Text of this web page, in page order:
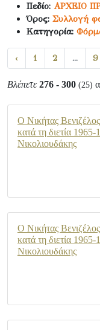
Πεδίο: ΑΡΧΕΙΟ
Όρος: Συλλογή
Κατηγορία:
‹ 1 2 ... 9
Βλέπετε 276 - 300 (25)
Ο Νικήτας
κατά τη διετία 1965-
Νικολιουδάκης
Ο Νικήτας
κατά τη διετία 1965-
Νικολιουδάκης